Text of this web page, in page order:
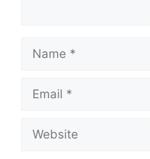
Name
Email
Website